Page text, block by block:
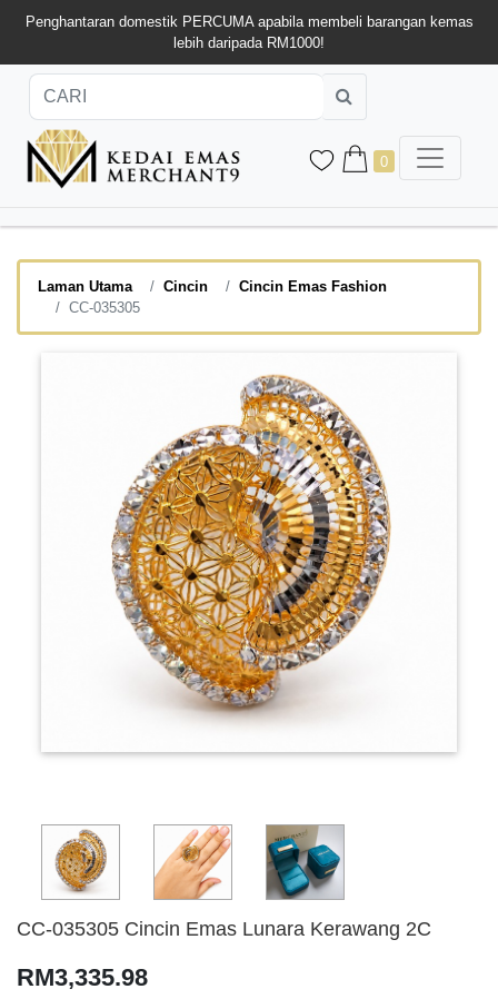
Penghantaran domestik PERCUMA apabila membeli barangan kemas
lebih daripada RM1000!
0
Laman Utama Cincin
Cincin Emas Fashion
CC-035305
CC-035305 Cincin Emas Lunara Kerawang 2C
RM3,335.98